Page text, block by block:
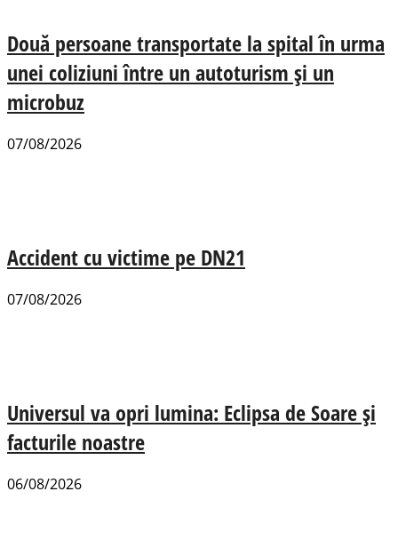
Două persoane transportate la spital în urma
unei coliziuni între un autoturism și un
microbuz
07/08/2026
Accident cu victime pe DN21
07/08/2026
Universul va opri lumina: Eclipsa de Soare și
facturile noastre
06/08/2026